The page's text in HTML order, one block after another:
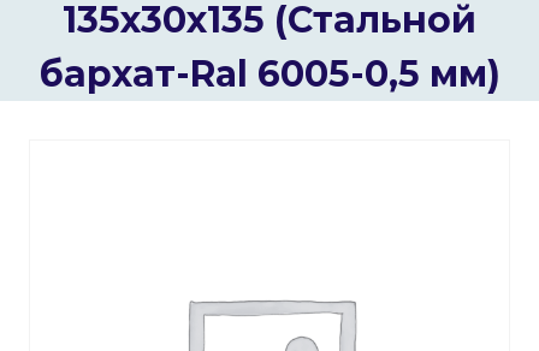
135х30х135 (Стальной
бархат-Ral 6005-0,5 мм)